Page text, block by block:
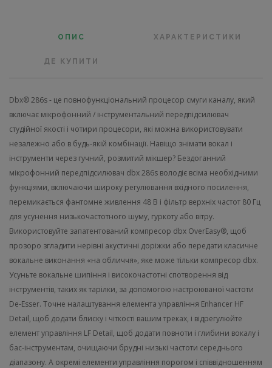
ОПИС ХАРАКТЕРИСТИКИ
ДЕ КУПИТИ
Dbx® 286s - це повнофункціональний процесор смуги каналу, який
включає мікрофонний / інструментальний передпідсилювач
студійної якості і чотири процесори, які можна використовувати
незалежно або в будь-якій комбінації. Навіщо знімати вокал і
інструменти через гучний, розмитий мікшер? Бездоганний
мікрофонний передпідсилювач dbx 286s володіє всіма необхідними
функціями, включаючи широку регулювання вхідного посилення,
перемикається фантомне живлення 48 В і фільтр верхніх частот 80 Гц
для усунення низькочастотного шуму, гуркоту або вітру.
Використовуйте запатентований компресор dbx OverEasy®, щоб
прозоро згладити нерівні акустичні доріжки або передати класичне
вокальне виконання «на обличчя», яке може тільки компресор dbx.
Усуньте вокальне шипіння і високочастотні спотворення від
інструментів, таких як тарілки, за допомогою настроюваної частоти
De-Esser. Точне налаштування елемента управління Enhancer HF
Detail, щоб додати блиску і чіткості вашим треках, і відрегулюйте
елемент управління LF Detail, щоб додати повноти і глибини вокалу і
бас-інструментам, очищаючи брудні низькі частоти середнього
діапазону. А окремі елементи управління порогом і співвідношенням